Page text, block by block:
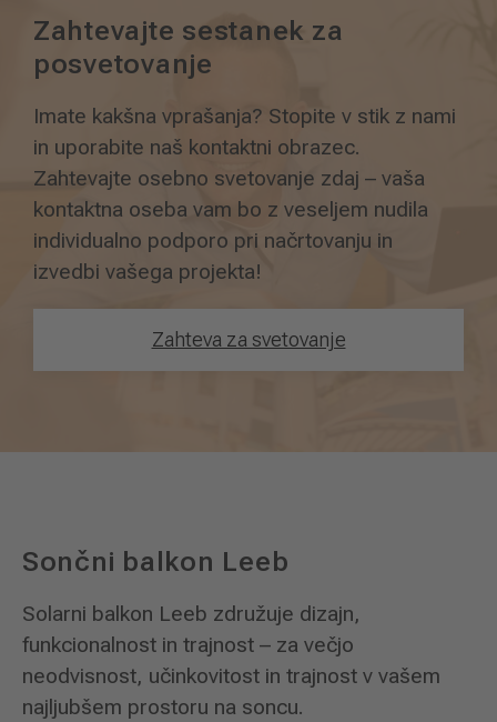
Zahtevajte sestanek za
posvetovanje
Imate kakšna vprašanja? Stopite v stik z nami
in uporabite naš kontaktni obrazec.
Zahtevajte osebno svetovanje zdaj – vaša
kontaktna oseba vam bo z veseljem nudila
individualno podporo pri načrtovanju in
izvedbi vašega projekta!
Zahteva za svetovanje
Sončni balkon Leeb
Solarni balkon Leeb združuje dizajn,
funkcionalnost in trajnost – za večjo
neodvisnost, učinkovitost in trajnost v vašem
najljubšem prostoru na soncu.